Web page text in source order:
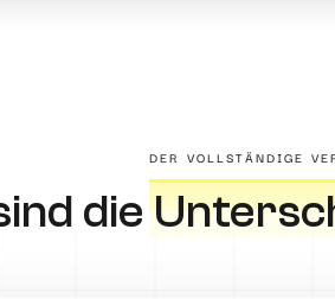
DER VOLLSTÄNDIGE
die